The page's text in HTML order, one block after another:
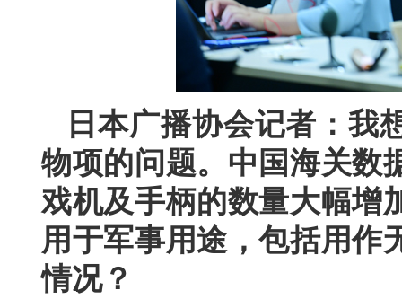
日本广播协会记者：我
物项的问题。中国海关数
戏机及手柄的数量大幅增
用于军事用途，包括用作
情况？